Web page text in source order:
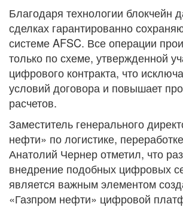
Благодаря технологии блокчейн
сделках гарантированно
системе AFSC. Все операции
только по схеме, утвержденной
цифрового контракта, что
условий договора и повышает
расчетов.
Заместитель генерального
нефти» по логистике,
Анатолий Чернер отметил, что
внедрение подобных цифровых
является важным элементом
«Газпром нефти» цифровой